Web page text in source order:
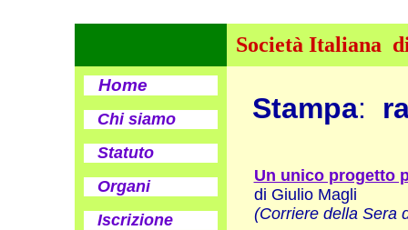
Società Italiana
Home
Chi siamo
Statuto
Organi
Iscrizione
Stampa:
Un unico progetto
di Giulio Magli
(Corriere della Sera